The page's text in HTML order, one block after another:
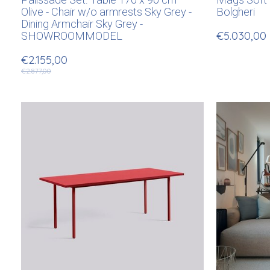
Olive - Chair w/o armrests Sky Grey -
Dining Armchair Sky Grey -
SHOWROOMMODEL
€2.155,00
€2.877,00
Bolgheri
€5.030,00